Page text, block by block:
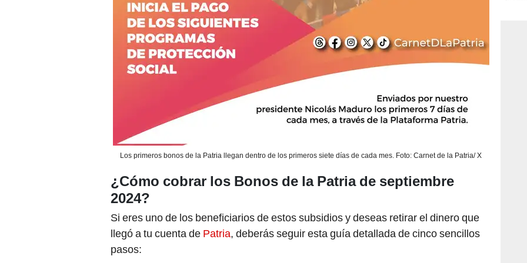
Los primeros bonos de la Patria llegan dentro de los primeros siete días de cada mes. Foto: Carnet de la Patria/ X
¿Cómo cobrar los Bonos de la Patria de septiembre
2024?
Si eres uno de los beneficiarios de estos subsidios y deseas retirar el dinero que
llegó a tu cuenta de Patria, deberás seguir esta guía detallada de cinco sencillos
pasos: